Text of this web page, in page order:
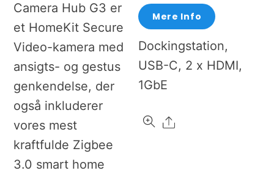
Camera Hub G3 er
et HomeKit Secure
Video-kamera med
ansigts- og gestus
genkendelse, der
også inkluderer
vores mest
kraftfulde Zigbee
3.0 smart home
Mere Info
Dockingstation,
USB-C, 2 x HDMI,
1GbE
Share